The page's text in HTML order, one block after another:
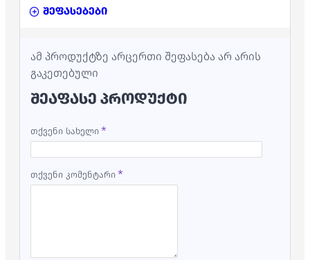
შეფასებები
ამ პროდუქტზე არცერთი შეფასება არ არის
გაკეთებული
ᲨᲔᲐᲤᲐᲡᲔ ᲞᲠᲝᲓᲣᲥᲢᲘ
თქვენი სახელი
თქვენი კომენტარი